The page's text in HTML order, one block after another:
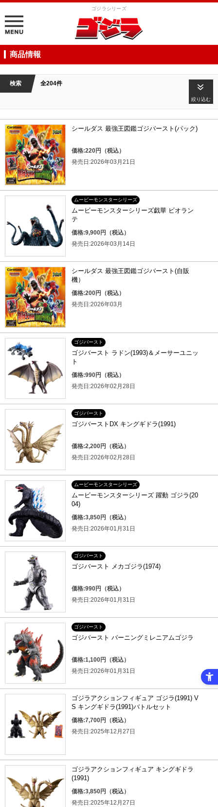
ゴジラシリーズ
商品情報
検索 全204件
絞り込む
シールダス 最強王図鑑ゴジバースト(パック)
価格:220円（税込）
発売日:2026年03月21日
ムービーモンスターシリーズ
ムービーモンスターシリーズ戯華 ビオラン
テ
価格:9,900円（税込）
発売日:2026年03月14日
シールダス 最強王図鑑ゴジバースト(自販
機）
価格:200円（税込）
発売日:2026年03月
ゴジバースト
ゴジバースト ラドン(1993)＆メーサーユニッ
ト
価格:990円（税込）
発売日:2026年02月28日
ゴジバースト
ゴジバーストDX キングギドラ(1991)
価格:2,200円（税込）
発売日:2026年02月28日
ムービーモンスターシリーズ
ムービーモンスターシリーズ 躍動 ゴジラ(20
04)
価格:3,850円（税込）
発売日:2026年01月31日
ゴジバースト
ゴジバースト メカゴジラ(1974)
価格:990円（税込）
発売日:2026年01月31日
ゴジバースト
ゴジバースト バーニングミレニアムゴジラ
価格:1,100円（税込）
発売日:2026年01月31日
ゴジラアクションフィギュア ゴジラ(1991) V
S キングギドラ(1991)バトルセット
価格:7,700円（税込）
発売日:2025年12月27日
ゴジラアクションフィギュア キングギドラ
(1991)
価格:3,850円（税込）
発売日:2025年12月27日